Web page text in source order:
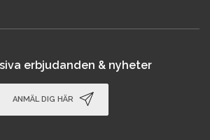
erbjudanden & nyheter
ANMÄL DIG HÄR